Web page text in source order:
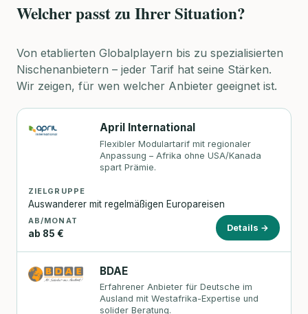
Welcher passt zu Ihrer Situation?
Von etablierten Globalplayern bis zu spezialisierten
Nischenanbietern – jeder Tarif hat seine Stärken.
Wir zeigen, für wen welcher Anbieter geeignet ist.
April International
Flexibler Modulartarif mit regionaler
Anpassung – Afrika ohne USA/Kanada
spart Prämie.
ZIELGRUPPE
Auswanderer mit regelmäßigen Europareisen
AB/MONAT
ab 85 €
Details →
BDAE
Erfahrener Anbieter für Deutsche im
Ausland mit Westafrika-Expertise und
solider Beratung.